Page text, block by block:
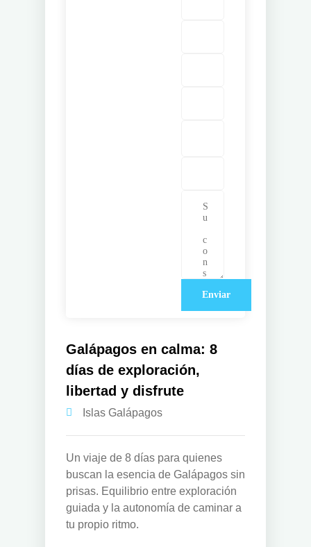
Galápagos en calma: 8
días de exploración,
libertad y disfrute
Islas Galápagos
Un viaje de 8 días para quienes
buscan la esencia de Galápagos sin
prisas. Equilibrio entre exploración
guiada y la autonomía de caminar a
tu propio ritmo.